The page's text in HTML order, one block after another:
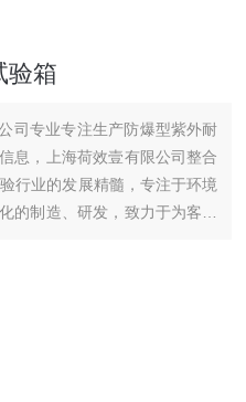
验箱
司专业专注生产防爆型紫外耐
息，上海荷效壹有限公司整合
行业的发展精髓，专注于环境
的制造、研发，致力于为客户